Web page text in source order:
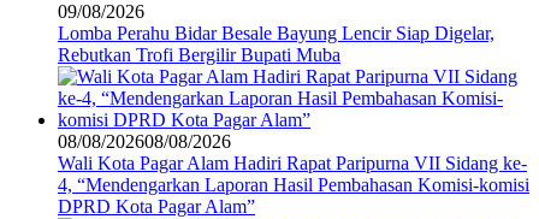
09/08/2026
Lomba Perahu Bidar Besale Bayung Lencir Siap Digelar,
Rebutkan Trofi Bergilir Bupati Muba
08/08/202608/08/2026
Wali Kota Pagar Alam Hadiri Rapat Paripurna VII Sidang ke-
4, “Mendengarkan Laporan Hasil Pembahasan Komisi-komisi
DPRD Kota Pagar Alam”